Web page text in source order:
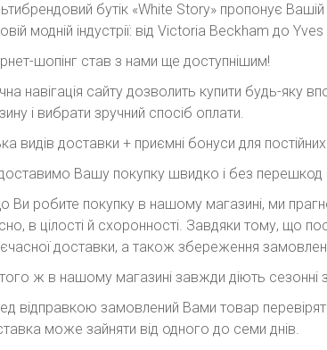
бутік «White Story» пропонує Вашій
модній індустрії: від Victoria Beckham до
шопінг став з нами ще доступнішим!
навігація сайту дозволить купити будь-яку
і вибрати зручний спосіб оплати.
видів доставки + приємні бонуси для постійних
Вашу покупку швидко і без перешкод в
Ви робите покупку в нашому магазині, ми
в цілості й схоронності. Завдяки тому, що
доставки, а також збереження
ж в нашому магазині завжди діють сезонні
відправкою замовлений Вами товар
може зайняти від одного до семи днів.